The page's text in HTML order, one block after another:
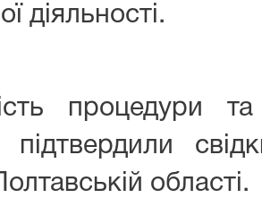
діяльності.
процедури
підтвердили
області.